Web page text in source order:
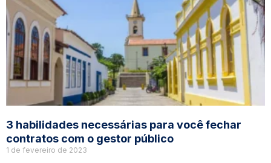
3 habilidades necessárias para você fechar
contratos com o gestor público
1 de fevereiro de 2023